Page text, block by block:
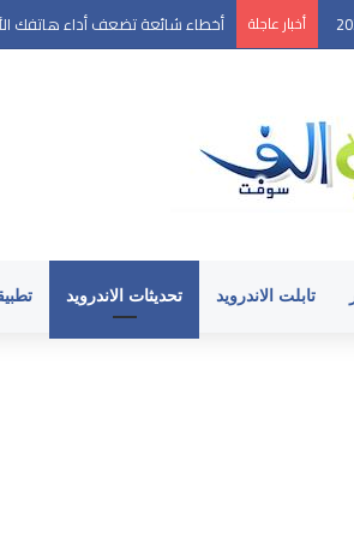
أخبار عاجلة أخطاء شائعة تضعف أداء هاتفك
تابلت الاندرويد تحديثات الاندرويد